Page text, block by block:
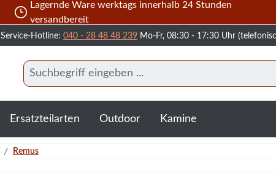
Lagernde Ware werktags innerhalb 24 Stunden
versandbereit
Service-Hotline: 040 - 28 48 48 239 Mo-Fr, 08:30 - 17:30 Uhr
Ersatzteilarten Outdoor Kamine
/ Remus